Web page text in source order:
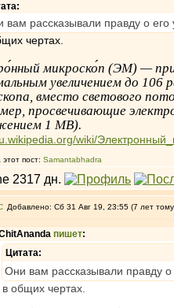
вам рассказывали правду о его
чертах.
микроско́п (ЭМ) —
увеличением до 106
вместо светового
просвечивающие
1 МВ).
wiki/
пост: Samantabhadra
Добавлено: Сб 31 Авг 19, 23:55 (7 лет
пишет:
Цитата:
Они вам рассказывали правду о
общих чертах.